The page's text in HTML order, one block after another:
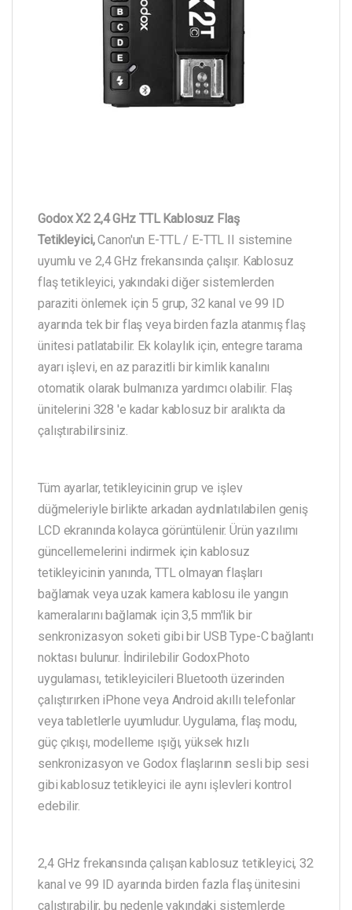
Godox X2 2,4 GHz TTL Kablosuz Flaş
Tetikleyici,Canon'un E-TTL / E-TTL II sistemine
uyumlu ve 2,4 GHz frekansında çalışır. Kablosuz
flaş tetikleyici, yakındaki diğer sistemlerden
paraziti önlemek için 5 grup, 32 kanal ve 99 ID
ayarında tek bir flaş veya birden fazla atanmış flaş
ünitesi patlatabilir. Ek kolaylık için, entegre tarama
ayarı işlevi, en az parazitli bir kimlik kanalını
otomatik olarak bulmanıza yardımcı olabilir. Flaş
ünitelerini 328 'e kadar kablosuz bir aralıkta da
çalıştırabilirsiniz.
Tüm ayarlar, tetikleyicinin grup ve işlev
düğmeleriyle birlikte arkadan aydınlatılabilen geniş
LCD ekranında kolayca görüntülenir. Ürün yazılımı
güncellemelerini indirmek için kablosuz
tetikleyicinin yanında, TTL olmayan flaşları
bağlamak veya uzak kamera kablosu ile yangın
kameralarını bağlamak için 3,5 mm'lik bir
senkronizasyon soketi gibi bir USB Type-C bağlantı
noktası bulunur. İndirilebilir GodoxPhoto
uygulaması, tetikleyicileri Bluetooth üzerinden
çalıştırırken iPhone veya Android akıllı telefonlar
veya tabletlerle uyumludur. Uygulama, flaş modu,
güç çıkışı, modelleme ışığı, yüksek hızlı
senkronizasyon ve Godox flaşlarının sesli bip sesi
gibi kablosuz tetikleyici ile aynı işlevleri kontrol
edebilir.
2,4 GHz frekansında çalışan kablosuz tetikleyici, 32
kanal ve 99 ID ayarında birden fazla flaş ünitesini
çalıştırabilir, bu nedenle yakındaki sistemlerde